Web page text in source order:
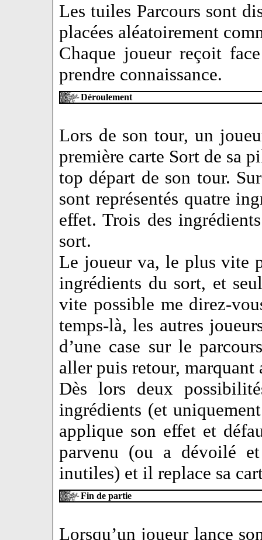
Les tuiles Parcours sont
placées aléatoirement
Chaque joueur reçoit
prendre connaissance.
Déroulement
Lors de son tour, un
première carte Sort de sa
top départ de son tour.
sont représentés quatre
effet. Trois des
sort.
Le joueur va, le plus vite
ingrédients du sort, et
vite possible me direz-
temps-là, les autres
d’une case sur le
aller puis retour,
Dès lors deux
ingrédients (et
applique son effet et
parvenu (ou a dévoilé
inutiles) et il replace sa
Fin de partie
Lorsqu’un joueur lance